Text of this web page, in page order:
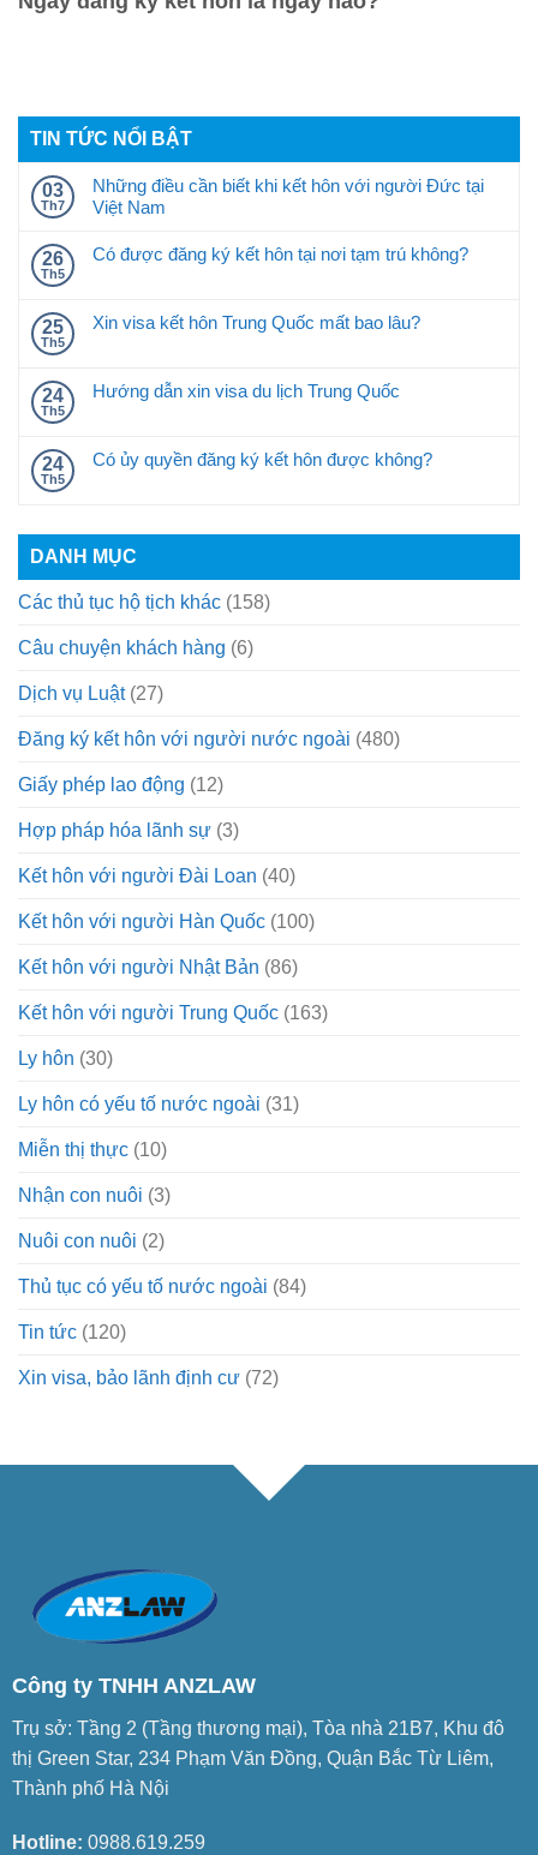
TIN TỨC NỔI BẬT
03
Th7
Những điều cần biết khi kết hôn với người Đức tại
Việt Nam
26
Th5
Có được đăng ký kết hôn tại nơi tạm trú không?
25
Th5
Xin visa kết hôn Trung Quốc mất bao lâu?
24
Th5
Hướng dẫn xin visa du lịch Trung Quốc
24
Th5
Có ủy quyền đăng ký kết hôn được không?
DANH MỤC
Các thủ tục hộ tịch khác (158)
Câu chuyện khách hàng (6)
Dịch vụ Luật(27)
Đăng ký kết hôn với người nước ngoài (480)
Giấy phép lao động (12)
Hợp pháp hóa lãnh sự (3)
Kết hôn với người Đài Loan (40)
Kết hôn với người Hàn Quốc (100)
Kết hôn với người Nhật Bản (86)
Kết hôn với người Trung Quốc (163)
Ly hôn (30)
Ly hôn có yếu tố nước ngoài (31)
Miễn thị thực (10)
Nhận con nuôi (3)
Nuôi con nuôi (2)
Thủ tục có yếu tố nước ngoài (84)
Tin tức (120)
Xin visa, bảo lãnh định cư (72)
Công ty TNHH ANZLAW
Trụ sở: Tầng 2 (Tầng thương mại), Tòa nhà 21B7, Khu đô
thị Green Star, 234 Phạm Văn Đồng, Quận Bắc Từ Liêm,
Thành phố Hà Nội
Hotline: 0988.619.259